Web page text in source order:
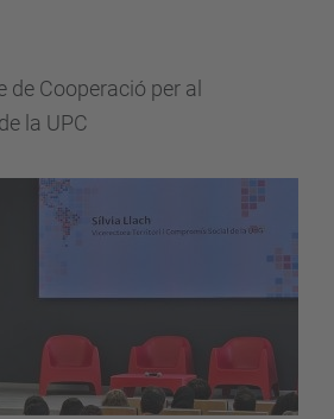
de Cooperació per al
la UPC